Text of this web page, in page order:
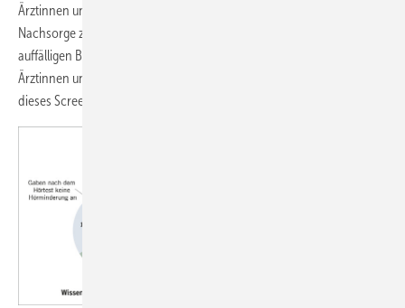
Ärztinnen und Ärzte gelangen, um eine Einbettung in die medizinische
Nachsorge zu gewährleisten und klare Handlungsempfehlungen bei
auffälligen Befunden zu ermöglichen. Zusammen mit den befragten
Ärztinnen und Ärzten wurde ein Konzept zur möglichen Umsetzung
dieses Screening-Ansatzes erarbeitet.